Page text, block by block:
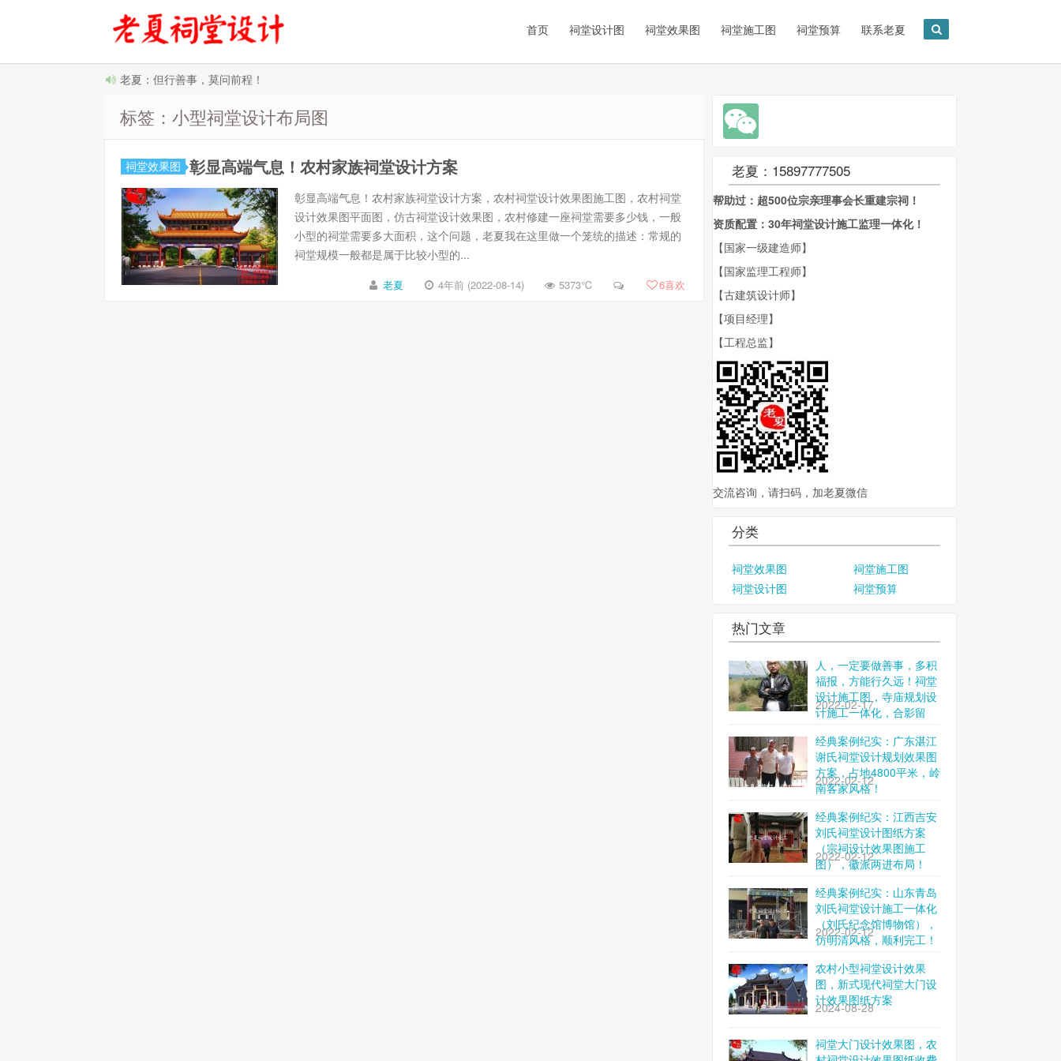
首页 祠堂设计图 祠堂效果图 祠堂施工图 祠堂预算 联系老夏
老夏：但行善事，莫问前程！
标签：小型祠堂设计布局图
祠堂效果图 彰显高端气息！农村家族祠堂设计方案
彰显高端气息！农村家族祠堂设计方案，农村祠堂设计效果图施工图，农村祠堂
设计效果图平面图，仿古祠堂设计效果图，农村修建一座祠堂需要多少钱，一般
小型的祠堂需要多大面积，这个问题，老夏我在这里做一个笼统的描述：常规的
祠堂规模一般都是属于比较小型的...
老夏 4年前 (2022-08-14) 5373℃ 6喜欢
老夏：15897777505
帮助过：超500位宗亲理事会长重建宗祠！
资质配置：30年祠堂设计施工监理一体化！
【国家一级建造师】
【国家监理工程师】
【古建筑设计师】
【项目经理】
【工程总监】
交流咨询，请扫码，加老夏微信
分类
祠堂效果图
祠堂施工图
祠堂设计图
祠堂预算
热门文章
人，一定要做善事，多积
福报，方能行久远！祠堂
设计施工图，寺庙规划设
计施工一体化，合影留
念！
2022-02-17
经典案例纪实：广东湛江
谢氏祠堂设计规划效果图
方案，占地4800平米，岭
南客家风格！
2022-02-12
经典案例纪实：江西吉安
刘氏祠堂设计图纸方案
（宗祠设计效果图施工
图），徽派两进布局！
2022-02-12
经典案例纪实：山东青岛
刘氏祠堂设计施工一体化
（刘氏纪念馆博物馆），
仿明清风格，顺利完工！
2022-02-12
农村小型祠堂设计效果
图，新式现代祠堂大门设
计效果图纸方案
2024-08-28
祠堂大门设计效果图，农